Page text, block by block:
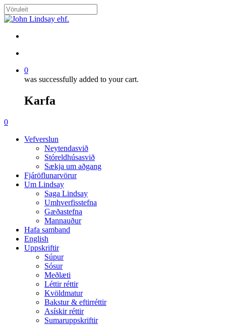
Skip
to
content
Close
0
was successfully added to your cart.
Karfa
Menu
search
account
0
Vefverslun
Neytendasvið
Stóreldhúsasvið
Sækja um aðgang
Fjáröflunarvörur
Um Lindsay
Saga Lindsay
Umhverfisstefna
Gæðastefna
Mannauður
Hafa samband
English
Uppskriftir
Súpur
Sósur
Meðlæti
Léttir réttir
Kvöldmatur
Bakstur & eftirréttir
Asískir réttir
Sumaruppskriftir